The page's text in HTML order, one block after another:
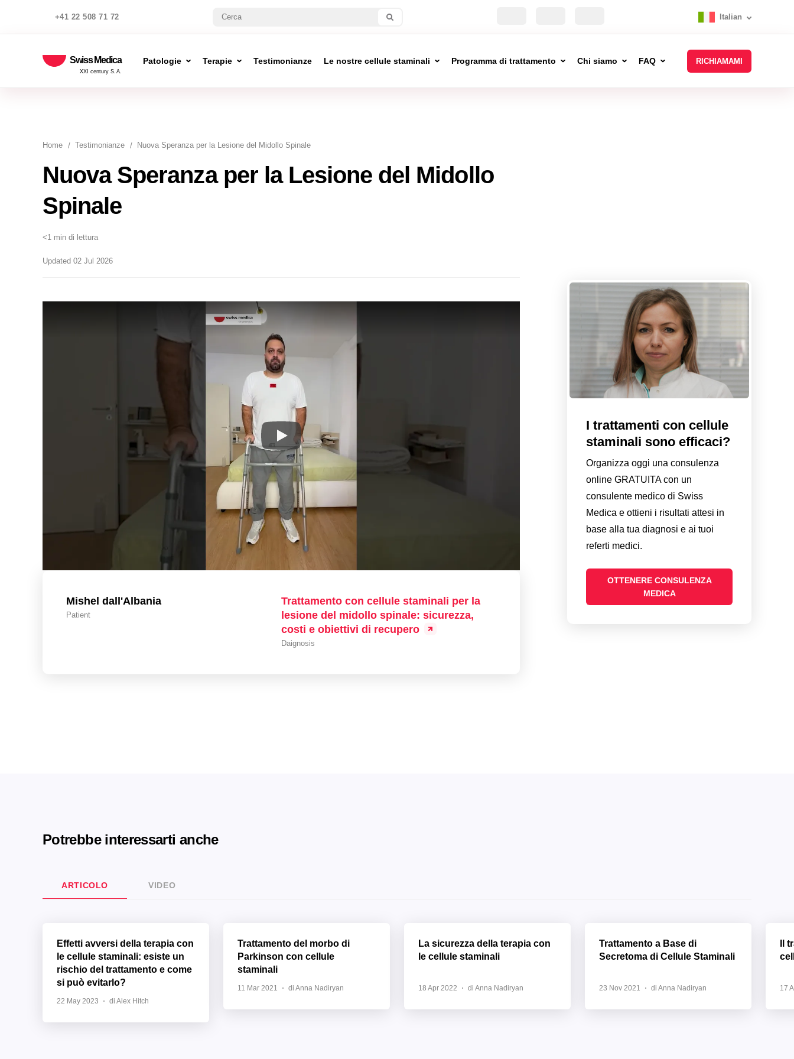
+41 22 508 71 72 Italian
Swiss Medica
XXI century S.A.
Patologie Terapie Testimonianze Le nostre cellule staminali Programma di trattamento Chi siamo FAQ RICHIAMAMI
Home Testimonianze Nuova Speranza per la Lesione del Midollo Spinale
Nuova Speranza per la Lesione del Midollo
Spinale
<1 min di lettura
Updated 02 Jul 2026
Mishel dall'Albania
Patient
Trattamento con cellule staminali per la
lesione del midollo spinale: sicurezza,
costi e obiettivi di recupero
Daignosis
I trattamenti con cellule
staminali sono efficaci?
Organizza oggi una consulenza
online GRATUITA con un
consulente medico di Swiss
Medica e ottieni i risultati attesi in
base alla tua diagnosi e ai tuoi
referti medici.
OTTENERE CONSULENZA
MEDICA
Potrebbe interessarti anche
ARTICOLO VIDEO
Effetti avversi della terapia con
le cellule staminali: esiste un
rischio del trattamento e come
si può evitarlo?
22 May 2023 di Alex Hitch
Trattamento del morbo di
Parkinson con cellule
staminali
11 Mar 2021 di Anna Nadiryan
La sicurezza della terapia con
le cellule staminali
18 Apr 2022 di Anna Nadiryan
Trattamento a Base di
Secretoma di Cellule Staminali
23 Nov 2021 di Anna Nadiryan
Il
17